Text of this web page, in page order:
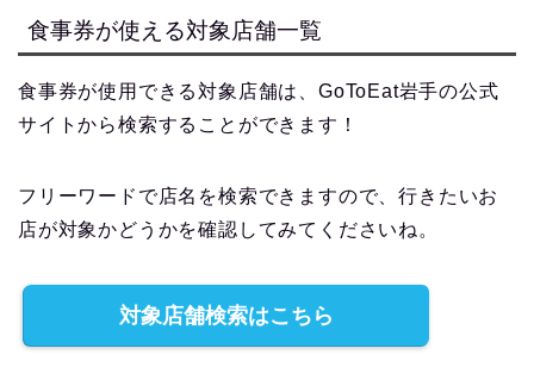
食事券が使える対象店舗一覧
食事券が使用できる対象店舗は、GoToEat岩手の公式
サイトから検索することができます！
フリーワードで店名を検索できますので、行きたいお
店が対象かどうかを確認してみてくださいね。
対象店舗検索はこちら